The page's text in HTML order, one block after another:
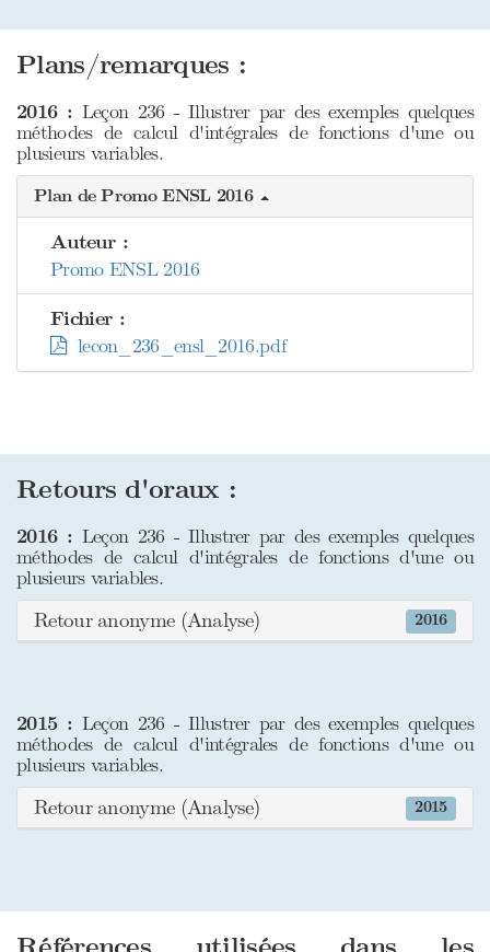
Plans/remarques :
2016 : Leçon 236 - Illustrer par des exemples quelques
méthodes de calcul d'intégrales de fonctions d'une ou
plusieurs variables.
Plan de Promo ENSL 2016
Auteur :
Promo ENSL 2016
Fichier :
lecon_236_ensl_2016.pdf
Retours d'oraux :
2016 : Leçon 236 - Illustrer par des exemples quelques
méthodes de calcul d'intégrales de fonctions d'une ou
plusieurs variables.
2016
Retour anonyme (Analyse)
2015 : Leçon 236 - Illustrer par des exemples quelques
méthodes de calcul d'intégrales de fonctions d'une ou
plusieurs variables.
2015
Retour anonyme (Analyse)